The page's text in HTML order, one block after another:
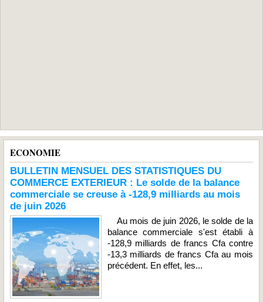
ECONOMIE
BULLETIN MENSUEL DES STATISTIQUES DU
COMMERCE EXTERIEUR : Le solde de la balance
commerciale se creuse à -128,9 milliards au mois
de juin 2026
Au mois de juin 2026, le solde de la
balance commerciale s'est établi à
-128,9 milliards de francs Cfa contre
-13,3 milliards de francs Cfa au mois
précédent. En effet, les...